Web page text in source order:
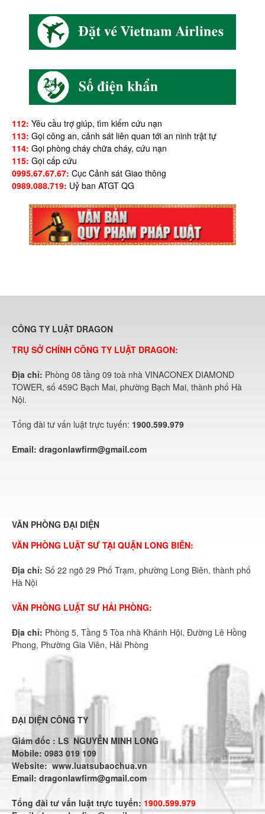
112: Yêu cầu trợ giúp, tìm kiếm cứu nạn
113: Gọi công an, cảnh sát liên quan tới an ninh trật tự
114: Gọi phòng cháy chữa cháy, cứu nạn
115: Gọi cấp cứu
0995.67.67.67: Cục Cảnh sát Giao thông
0989.088.719: Uỷ ban ATGT QG
CÔNG TY LUẬT DRAGON
TRỤ SỞ CHÍNH CÔNG TY LUẬT DRAGON:
Địa chỉ: Phòng 08 tầng 09 toà nhà VINACONEX DIAMOND
TOWER, số 459C Bạch Mai, phường Bạch Mai, thành phố Hà
Nội.
Tổng đài tư vấn luật trực tuyến: 1900.599.979
Email: dragonlawfirm@gmail.com
VĂN PHÒNG ĐẠI DIỆN
VĂN PHÒNG LUẬT SƯ TẠI QUẬN LONG BIÊN:
Địa chỉ: Số 22 ngõ 29 Phố Trạm, phường Long Biên, thành phố
Hà Nội
VĂN PHÒNG LUẬT SƯ HẢI PHÒNG:
Địa chỉ: Phòng 5, Tầng 5 Tòa nhà Khánh Hội, Đường Lê Hồng
Phong, Phường Gia Viên, Hải Phòng
ĐẠI DIỆN CÔNG TY
Giám đốc : LS NGUYỄN MINH LONG
Mobile: 0983 019 109
Website:www.luatsubaochua.vn
Email: dragonlawfirm@gmail.com
Tổng đài tư vấn luật trực tuyến: 1900.599.979